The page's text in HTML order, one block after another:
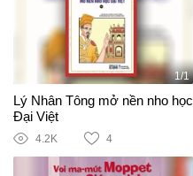
1/1
Lý Nhân Tông mở nền nho học
Đại Việt
4.2K 4